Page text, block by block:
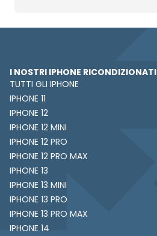
I NOSTRI IPHONE RICONDIZIONATI
TUTTI GLI IPHONE
IPHONE 11
IPHONE 12
IPHONE 12 MINI
IPHONE 12 PRO
IPHONE 12 PRO MAX
IPHONE 13
IPHONE 13 MINI
IPHONE 13 PRO
IPHONE 13 PRO MAX
IPHONE 14